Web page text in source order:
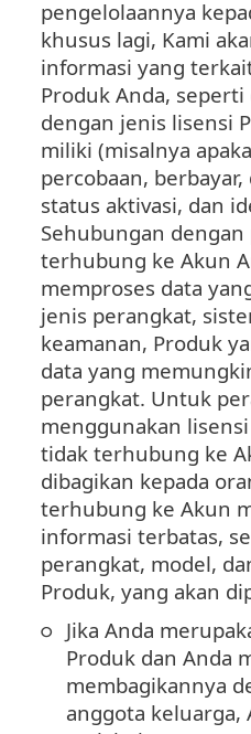
pengelolaannya
khusus lagi, Kami
informasi yang
Produk Anda,
dengan jenis lisensi
miliki (misalnya
percobaan,
status aktivasi, dan
Sehubungan
terhubung ke Akun
memproses data
jenis perangkat,
keamanan, Produk
data yang
perangkat. Untuk
menggunakan
tidak terhubung ke
dibagikan kepada
terhubung ke Akun
informasi terbatas,
perangkat, model,
Produk, yang akan
Jika Anda
Produk dan Anda
membagikannya
anggota keluarga,